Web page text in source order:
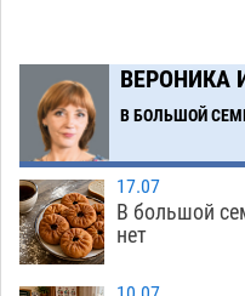
помойку
11:58
В Астрахани
похитил чужие
картами
11:20
Астраханцев
призами и
ВЕРОНИКА
В БОЛЬШОЙ
17.07
В большой
нет